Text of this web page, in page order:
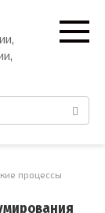
процессы